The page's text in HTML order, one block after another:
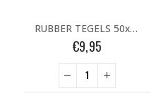
RUBBER TEGELS 50x50x3cm PEN & GAT (MET NOP) ZWART
€9,95